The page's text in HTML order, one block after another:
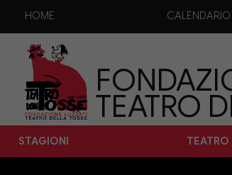
HOME CALENDARIO
TEATRO
STAGIONI TEATRO